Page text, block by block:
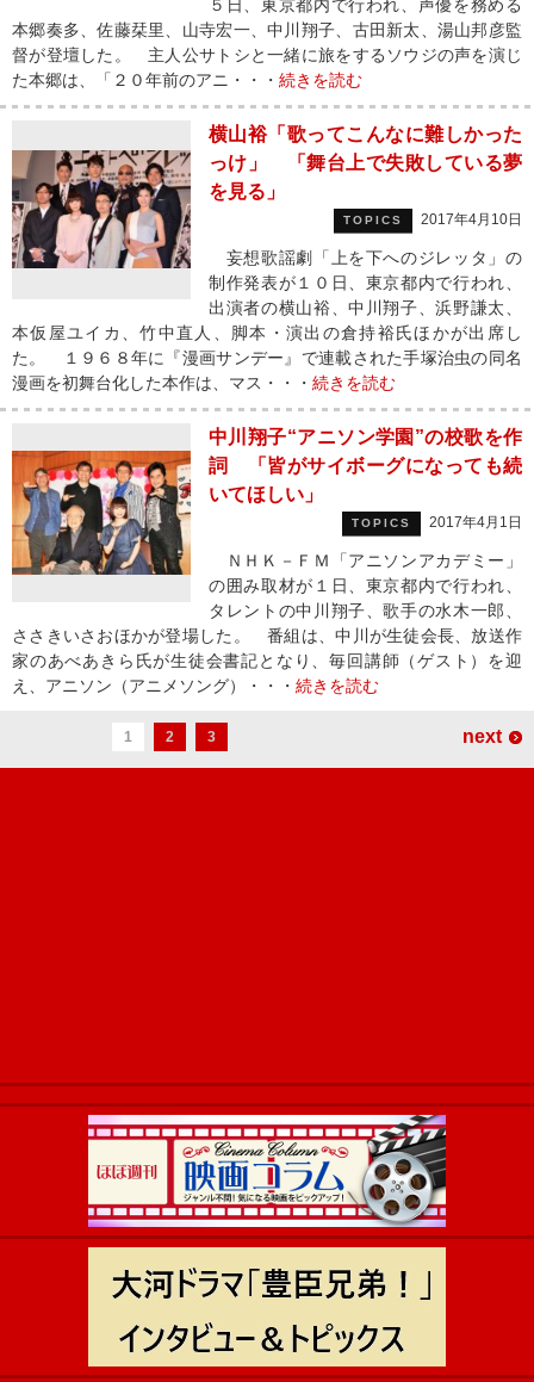
５日、東京都内で行われ、声優を務める
本郷奏多、佐藤栞里、山寺宏一、中川翔子、古田新太、湯山邦彦監
督が登壇した。 主人公サトシと一緒に旅をするソウジの声を演じ
た本郷は、「２０年前のアニ・・・ 続きを読む
横山裕「歌ってこんなに難しかった
っけ」 「舞台上で失敗している夢
を見る」
TOPICS 2017年4月10日
妄想歌謡劇「上を下へのジレッタ」の
制作発表が１０日、東京都内で行われ、
出演者の横山裕、中川翔子、浜野謙太、
本仮屋ユイカ、竹中直人、脚本・演出の倉持裕氏ほかが出席し
た。 １９６８年に『漫画サンデー』で連載された手塚治虫の同名
漫画を初舞台化した本作は、マス・・・ 続きを読む
中川翔子“アニソン学園”の校歌を作
詞 「皆がサイボーグになっても続
いてほしい」
TOPICS 2017年4月1日
ＮＨＫ－ＦＭ「アニソンアカデミー」
の囲み取材が１日、東京都内で行われ、
タレントの中川翔子、歌手の水木一郎、
ささきいさおほかが登場した。 番組は、中川が生徒会長、放送作
家のあべあきら氏が生徒会書記となり、毎回講師（ゲスト）を迎
え、アニソン（アニメソング）・・・ 続きを読む
1 2 3 next